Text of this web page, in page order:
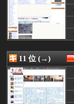
08/08 09:25
08/08 09:15
08/08 09:12
08/08 09:10
08/08 09:09
08/08 09:09
08/08 09:09
08/08 09:03
08/08 09:02
08/08 09:01
11 位 (→)